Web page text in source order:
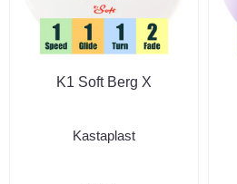
K1 Soft Berg X
Kastaplast